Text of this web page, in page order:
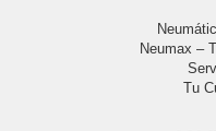
Neumax –
Tu